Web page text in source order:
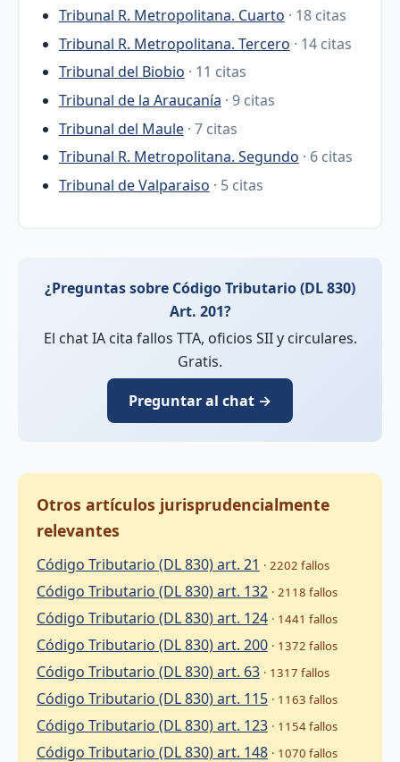
Tribunal R. Metropolitana. Cuarto · 18 citas
Tribunal R. Metropolitana. Tercero · 14 citas
Tribunal del Biobio · 11 citas
Tribunal de la Araucanía · 9 citas
Tribunal del Maule · 7 citas
Tribunal R. Metropolitana. Segundo · 6 citas
Tribunal de Valparaiso · 5 citas
¿Preguntas sobre Código Tributario (DL 830)
Art. 201?
El chat IA cita fallos TTA, oficios SII y circulares.
Gratis.
Preguntar al chat →
Otros artículos jurisprudencialmente
relevantes
Código Tributario (DL 830) art. 21 · 2202 fallos
Código Tributario (DL 830) art. 132 · 2118 fallos
Código Tributario (DL 830) art. 124 · 1441 fallos
Código Tributario (DL 830) art. 200 · 1372 fallos
Código Tributario (DL 830) art. 63 · 1317 fallos
Código Tributario (DL 830) art. 115 · 1163 fallos
Código Tributario (DL 830) art. 123 · 1154 fallos
Código Tributario (DL 830) art. 148 · 1070 fallos